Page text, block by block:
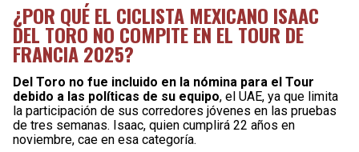
¿POR QUÉ EL CICLISTA MEXICANO ISAAC
DEL TORO NO COMPITE EN EL TOUR DE
FRANCIA 2025?
Del Toro no fue incluido en la nómina para el Tour
debido a las políticas de su equipo, el UAE, ya que limita
la participación de sus corredores jóvenes en las pruebas
de tres semanas. Isaac, quien cumplirá 22 años en
noviembre, cae en esa categoría.